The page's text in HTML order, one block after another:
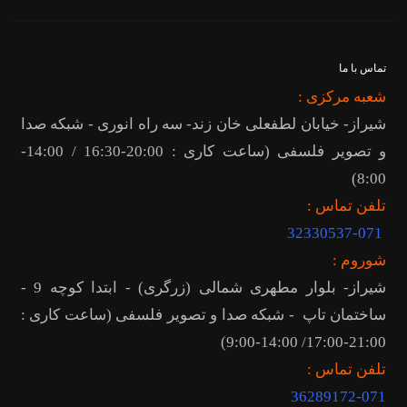
تماس با ما
شعبه مرکزی :
شیراز- خیابان لطفعلی خان زند- سه راه انوری - شبکه صدا
و تصویر فلسفی (ساعت کاری : 20:00-16:30 / 14:00-
8:00)
تلفن تماس :
32330537-071
شوروم :
شیراز- بلوار مطهری شمالی (زرگری) - ابتدا کوچه 9 -
ساختمان تاپ - شبکه صدا و تصویر فلسفی (ساعت کاری :
21:00-17:00/ 14:00-9:00)
تلفن تماس :
36289172-071